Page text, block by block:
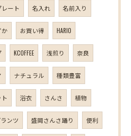
ート 名入れ 名前入り
お買い得 HARIO
KCOFFEE 浅煎り 奈良
ナチュラル 種類豊富
浴衣 さんさ 植物
ンツ 盛岡さんさ踊り 便利